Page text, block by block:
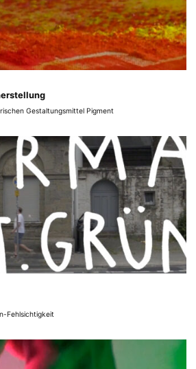
Gestaltungsmittel Pigment
Fehlsichtigkeit